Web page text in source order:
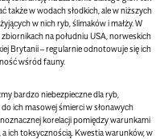
także w wodach słodkich, ale w niższych
w nich ryb, ślimaków i małży. W
na południu USA, norweskich
Brytanii – regularnie odnotowuje się ich
wśród fauny.
bardzo niebezpieczne dla ryb,
ich masowej śmierci w słonawych
korelacji pomiędzy warunkami
ich toksycznością. Kwestia warunków, w